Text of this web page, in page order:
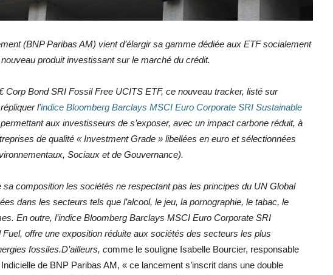
(BNP Paribas AM) vient d’élargir sa gamme dédiée aux ETF socialement
produit investissant sur le marché du crédit.
Corp Bond SRI Fossil Free UCITS ETF, ce nouveau tracker, listé sur
l’indice Bloomberg Barclays MSCI Euro Corporate SRI Sustainable
permettant aux investisseurs de s’exposer, avec un impact carbone réduit, à
de qualité « Investment Grade » libellées en euro et sélectionnées
Sociaux et de Gouvernance).
sa composition les sociétés ne respectant pas les principes du UN Global
dans les secteurs tels que l’alcool, le jeu, la pornographie, le tabac, le
En outre, l’indice Bloomberg Barclays MSCI Euro Corporate SRI
offre une exposition réduite aux sociétés des secteurs les plus
fossiles.D’ailleurs, comme le souligne Isabelle Bourcier, responsable
de BNP Paribas AM, « ce lancement s’inscrit dans une double